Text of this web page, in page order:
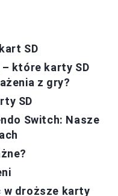
SD
które karty SD
z gry?
SD
Switch: Nasze
w droższe karty